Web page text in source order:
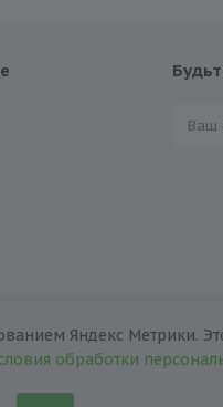
Яндекс Метрики.
обработки